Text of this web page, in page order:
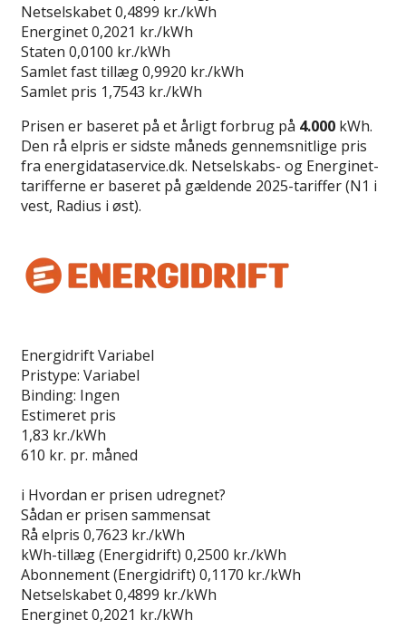
Netselskabet0,4899 kr./kWh
Energinet0,2021 kr./kWh
Staten 0,0100 kr./kWh
Samlet fast tillæg0,9920 kr./kWh
Samlet pris 1,7543 kr./kWh
Prisen er baseret på et årligt forbrug på 4.000 kWh.
Den rå elpris er sidste måneds gennemsnitlige pris
fra energidataservice.dk. Netselskabs- og Energinet-
tarifferne er baseret på gældende 2025-tariffer (N1 i
vest, Radius i øst).
Energidrift Variabel
Pristype: Variabel
Binding: Ingen
Estimeret pris
1,83 kr./kWh
610 kr. pr. måned
i Hvordan er prisen udregnet?
Sådan er prisen sammensat
Rå elpris 0,7623 kr./kWh
kWh-tillæg (Energidrift) 0,2500 kr./kWh
Abonnement (Energidrift) 0,1170 kr./kWh
Netselskabet0,4899 kr./kWh
Energinet0,2021 kr./kWh